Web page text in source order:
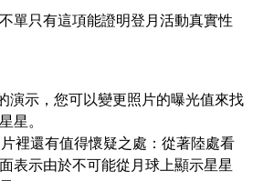
單只有這項能證明登月活動真實性
演示，您可以變更照片的曝光值來找
星。
裡還有值得懷疑之處：從著陸處看
表示由於不可能從月球上顯示星星